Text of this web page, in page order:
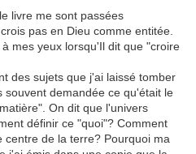
livre me sont passées
pas en Dieu comme entitée.
mes yeux lorsqu'Il dit que "croire
des sujets que j'ai laissé tomber
souvent demandée ce qu'était le
On dit que l'univers
définir ce "quoi"? Comment
de la terre? Pourquoi ma